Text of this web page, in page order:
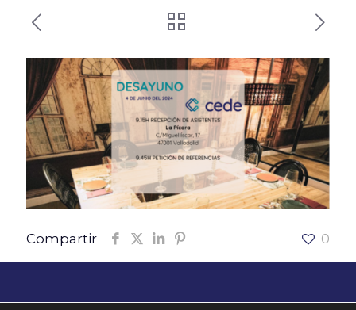
Compartir 0